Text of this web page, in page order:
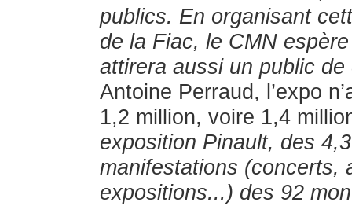
publics. En organisant
de la Fiac, le CMN
attirera aussi un public
Antoine Perraud, l’expo
1,2 million, voire 1,4
exposition Pinault, des
manifestations (concerts,
expositions...) des 92